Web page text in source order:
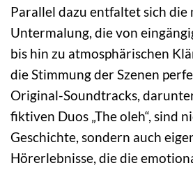
Parallel dazu entfaltet sich die
Untermalung, die von
bis hin zu atmosphärischen
die Stimmung der Szenen
Original-Soundtracks,
fiktiven Duos „The oleh“, sind
Geschichte, sondern auch
Hörerlebnisse, die die